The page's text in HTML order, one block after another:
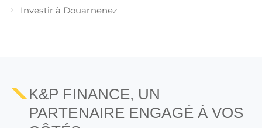
Investir à Douarnenez
K&P FINANCE, UN
PARTENAIRE ENGAGÉ À VOS